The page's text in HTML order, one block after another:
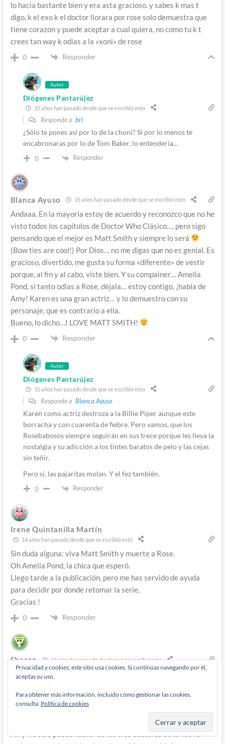
lo hacia bastante bien y era asta gracioso. y sabes k mas t
digo, k el exo k el doctor llorara por rose solo demuestra que
tiene corazon y puede aceptar a cual quiera, no como tu k t
crees tan way k odias a la «xoni» de rose
0 Responder
Autor
Diógenes Pantarújez
15 años han pasado desde que se escribió esto
Responde a bri
¿Sólo te pones así por lo de la choni? Si por lo menos te
encabronaras por lo de Tom Baker, lo entendería…
0 Responder
Blanca Ayuso 15 años han pasado desde que se escribió esto
Andaaa. En la mayoría estoy de acuerdo y reconozco que no he
visto todos los capítulos de Doctor Who Clásico…, pero sigo
pensando que el mejor es Matt Smith y siempre lo será
(Bow ties are cool!) Por Dios… no me digas que no es genial. Es
gracioso, divertido, me gusta su forma «diferente» de vestir
porque, al fin y al cabo, viste bien. Y su compainer… Amelia
Pond, si tanto odias a Rose, déjala… estoy contigo, ¡habla de
Amy! Karen es una gran actriz… y lo demuestro con su
personaje, que es contrario a ella.
Bueno, lo dicho…I LOVE MATT SMITH!
0 Responder
Autor
Diógenes Pantarújez
15 años han pasado desde que se escribió esto
Responde a Blanca Ayuso
Karen como actriz destroza a la Billie Piper aunque este
borracha y con cuarenta de fiebre. Pero vamos, que los
Rosebabosos siempre seguirán en sus trece porque les lleva la
nostalgia y su adicción a los tintes baratos de pelo y las cejas
sin teñir.
Pero sí, las pajaritas molan. Y el fez también.
0 Responder
Irene Quintanilla Martín
14 años han pasado desde que se escribió esto
Sin duda alguna: viva Matt Smith y muerte a Rose.
Oh Amelia Pond, la chica que esperó.
Llego tarde a la publicación, pero me has servido de ayuda
para decidir por donde retomar la serie,
Gracias !
0 Responder
Sharon 14 años han pasado desde que se escribió esto
ohhh estoy tan feliz de saber que no soy la única que odia a la
les haya gustado, a mi me encanta karen gillan es una
pero eso si en comparación con Rose me quedo mil veces con
Amy .Yo solo puedo hablar de los tres doctores de la nueva
Privacidad y cookies: este sitio usa cookies. Si continúas navegando por él,
aceptas su uso.
Para obtener más información, incluido cómo gestionar las cookies,
consulta: Política de cookies